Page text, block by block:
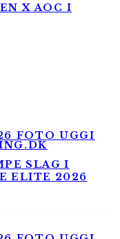
X AOC I
SLAG I
ELITE 2026